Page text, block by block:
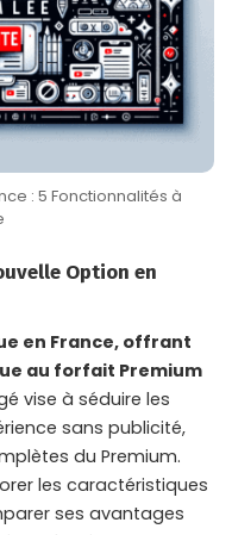
: 5 Fonctionnalités à
Option en
en France, offrant
au forfait Premium
vise à séduire les
sans publicité,
du Premium.
les caractéristiques
ses avantages